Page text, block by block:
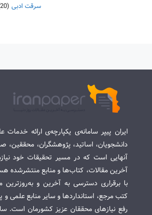
سرقت ادبی (20)
ایران پیپر سامانه‌ی یکپارچه‌ی ارائه
دانشجویان، اساتید، پژوهشگران، محققین،
آنهایی است که در مسیر تحقیقات خود
آخرین مقالات، کتاب‌ها و منابع منتشرشده
با برقراری دسترسی به آخرین و به‌روزترین
کتب مرجع، استانداردها و سایر منابع علمی
رفع نیازهای محققان عزیز کشورمان است.